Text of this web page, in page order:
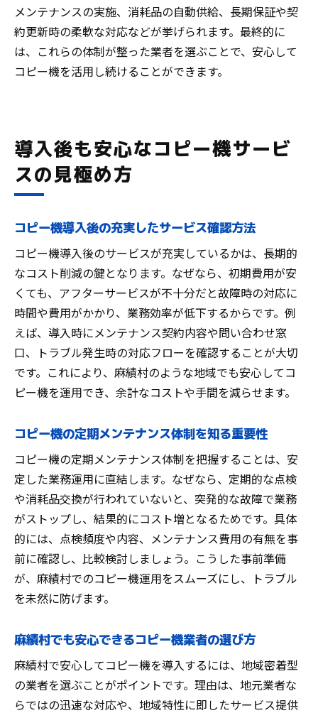
メンテナンスの実施、消耗品の自動供給、長期保証や契
約更新時の柔軟な対応などが挙げられます。最終的に
は、これらの体制が整った業者を選ぶことで、安心して
コピー機を活用し続けることができます。
導入後も安心なコピー機サービ
スの見極め方
コピー機導入後の充実したサービス確認方法
コピー機導入後のサービスが充実しているかは、長期的
なコスト削減の鍵となります。なぜなら、初期費用が安
くても、アフターサービスが不十分だと故障時の対応に
時間や費用がかかり、業務効率が低下するからです。例
えば、導入時にメンテナンス契約内容や問い合わせ窓
口、トラブル発生時の対応フローを確認することが大切
です。これにより、麻績村のような地域でも安心してコ
ピー機を運用でき、余計なコストや手間を減らせます。
コピー機の定期メンテナンス体制を知る重要性
コピー機の定期メンテナンス体制を把握することは、安
定した業務運用に直結します。なぜなら、定期的な点検
や消耗品交換が行われていないと、突発的な故障で業務
がストップし、結果的にコスト増となるためです。具体
的には、点検頻度や内容、メンテナンス費用の有無を事
前に確認し、比較検討しましょう。こうした事前準備
が、麻績村でのコピー機運用をスムーズにし、トラブル
を未然に防げます。
麻績村でも安心できるコピー機業者の選び方
麻績村で安心してコピー機を導入するには、地域密着型
の業者を選ぶことがポイントです。理由は、地元業者な
らではの迅速な対応や、地域特性に即したサービス提供